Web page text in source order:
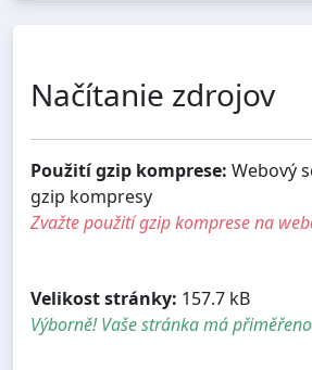
Načítanie zdrojov
Použití gzip komprese: Webový
gzip kompresy
Zvažte použití gzip komprese na
Velikost stránky: 157.7 kB
Výborně! Vaše stránka má